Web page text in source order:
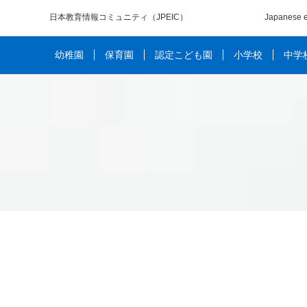
日本教育情報コミュニティ （JPEIC） Japanese
幼稚園 保育園 認定こども園 小学校 中学